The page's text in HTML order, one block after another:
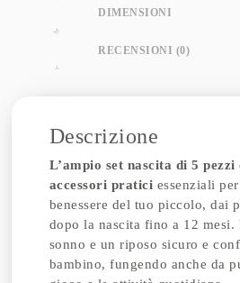
DIMENSIONI
RECENSIONI (0)
Descrizione
L’ampio set nascita di 5 pezzi
accessori pratici essenziali
benessere del tuo piccolo, dai
dopo la nascita fino a 12 mesi.
sonno e un riposo sicuro e
bambino, fungendo anche da